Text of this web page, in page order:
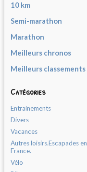
10 km
Semi-marathon
Marathon
Meilleurs chronos
Meilleurs classements
Catégories
Entrainements
Divers
Vacances
Autres loisirs.Escapades en
France.
Vélo